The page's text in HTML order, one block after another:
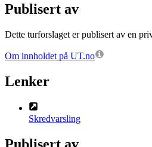
Publisert av
Dette turforslaget er publisert av en
Om innholdet på UT.no
Lenker
Skredvarsling
Publisert av